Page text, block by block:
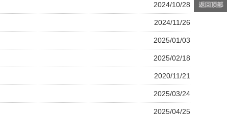
2024/10/28
2024/11/26
2025/01/03
2025/02/18
2020/11/21
2025/03/24
2025/04/25